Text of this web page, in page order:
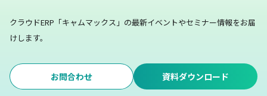
クラウドERP「キャムマックス」の最新イベントやセミナー情報をお届
けします。
お問合わせ 資料ダウンロード